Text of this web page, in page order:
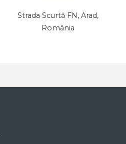
Strada Scurtă FN, Arad,
România